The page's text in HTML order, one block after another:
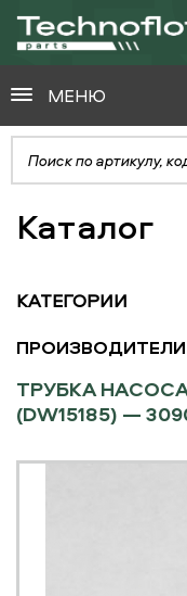
МЕНЮ
Каталог
КАТЕГОРИИ
ПРОИЗВОДИТЕЛИ
ТРУБКА
(DW15185) —